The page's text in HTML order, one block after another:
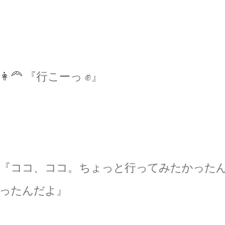
👩‍🦰 『行こーっ ✊』
『ココ、ココ。ちょっと行ってみたかっ
ったんだよ』